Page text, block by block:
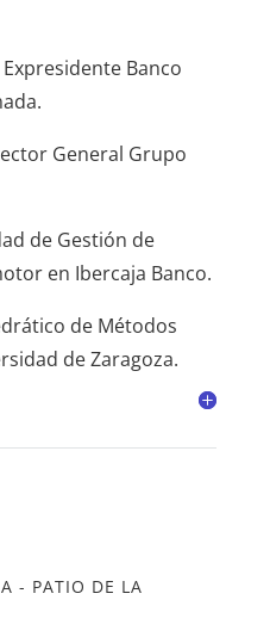
Expresidente Banco
General Grupo
de Gestión de
en Ibercaja Banco.
de Métodos
de Zaragoza.
- PATIO DE LA